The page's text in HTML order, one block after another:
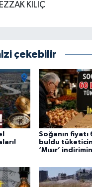
KILIÇ
çekebilir
Soğanın fiyatı
buldu
‘Mısır’